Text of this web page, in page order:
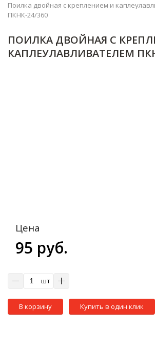
Поилка двойная с креплением и
ПКНК-24/360
ПОИЛКА ДВОЙНАЯ С
КАПЛЕУЛАВЛИВАТЕЛЕМ
Цена
95 руб.
шт
В корзину Купить в один клик